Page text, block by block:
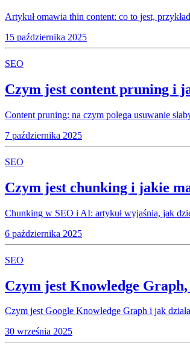
Artykuł omawia thin content: co to jest,
15 października 2025
SEO
Czym jest content pruning i
Content pruning: na czym polega usuwanie
7 października 2025
SEO
Czym jest chunking i jakie
Chunking w SEO i AI: artykuł wyjaśnia, jak
6 października 2025
SEO
Czym jest Knowledge
Czym jest Google Knowledge Graph i jak
30 września 2025